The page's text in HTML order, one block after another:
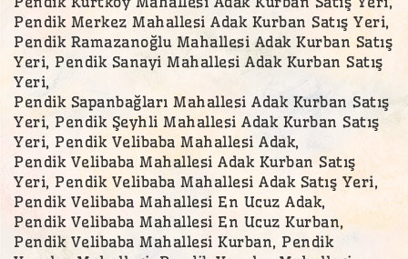
Pendik Merkez Mahallesi Adak Kurban Satış Yeri,
Pendik Ramazanoğlu Mahallesi Adak Kurban Satış
Yeri, Pendik Sanayi Mahallesi Adak Kurban Satış
Yeri,
Pendik Sapanbağları Mahallesi Adak Kurban Satış
Yeri, Pendik Şeyhli Mahallesi Adak Kurban Satış
Yeri, Pendik Velibaba Mahallesi Adak,
Pendik Velibaba Mahallesi Adak Kurban Satış
Yeri, Pendik Velibaba Mahallesi Adak Satış Yeri,
Pendik Velibaba Mahallesi En Ucuz Adak,
Pendik Velibaba Mahallesi En Ucuz Kurban,
Pendik Velibaba Mahallesi Kurban, Pendik